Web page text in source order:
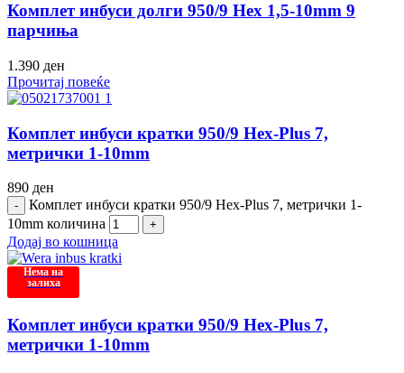
Комплет инбуси долги 950/9 Hex 1,5-10mm 9
парчиња
1.390 ден
Прочитај повеќе
Комплет инбуси кратки 950/9 Hex-Plus 7,
метрички 1-10mm
890 ден
Комплет инбуси кратки 950/9 Hex-Plus 7, метрички 1-
10mm количина
Додај во кошница
Нема на
залиха
Комплет инбуси кратки 950/9 Hex-Plus 7,
метрички 1-10mm